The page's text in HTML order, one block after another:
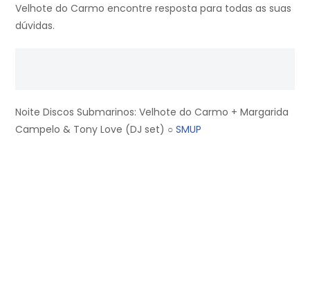
Velhote do Carmo encontre resposta para todas as suas
dúvidas.
Noite Discos Submarinos: Velhote do Carmo + Margarida
Campelo & Tony Love (DJ set) ○ SMUP